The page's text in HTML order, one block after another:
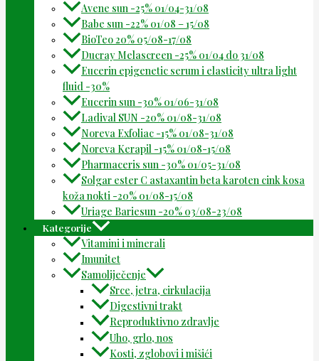
Avene sun -25% 01/04-31/08
Babe sun -22% 01/08 – 15/08
BioTeo 20% 05/08-17/08
Ducray Melascreen -25% 01/04 do 31/08
Eucerin epigenetic serum i elasticity ultra light
fluid -30%
Eucerin sun -30% 01/06-31/08
Ladival SUN -20% 01/08-31/08
Noreva Exfoliac -15% 01/08-31/08
Noreva Kerapil -15% 01/08-15/08
Pharmaceris sun -30% 01/05-31/08
Solgar ester C astaxantin beta karoten cink kosa
koža nokti -20% 01/08-15/08
Uriage Bariesun -20% 03/08-23/08
Kategorije
Vitamini i minerali
Imunitet
Samoliječenje
Srce, jetra, cirkulacija
Digestivni trakt
Reproduktivno zdravlje
Uho, grlo, nos
Kosti, zglobovi i mišići